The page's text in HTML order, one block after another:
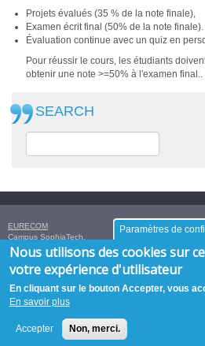
Projets évalués (35 % de la note finale),
Examen écrit final (50% de la note finale).
Évaluation continue avec un quiz en
Pour réussir le cours, les étudiants
obtenir une note >=50% à l'examen final..
SEARCH
EURECOM
Campus SophiaTech,
450 Route des Chappes,06410 Biot , FRANCE
Tél. : +33 (0)4 93 00 81 00- Fax : +33 (0)4 93 00 82
GPS:43.614376,7.070450‎ / +43° 36' 51.75", +7° 4'
Paramètres de
Nous utilisons des cookies sur
votre expérience d'utilisateur
En cliquant sur le bouton Accepter, vous
En savoir plus
Accepter Non, merci.